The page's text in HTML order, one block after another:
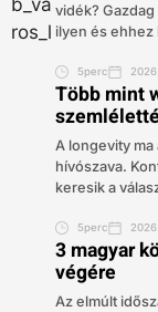
vidék?
ilyen és
5perc
Több mint
A longevity
hívószava.
keresik a
5perc
3 magyar
végére
Az elmúlt